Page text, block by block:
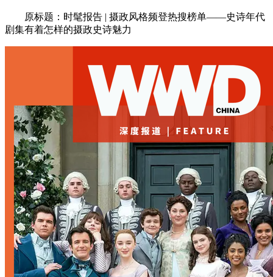
原标题：时髦报告 | 摄政风格频登热搜榜单——史诗年代
剧集有着怎样的摄政史诗魅力